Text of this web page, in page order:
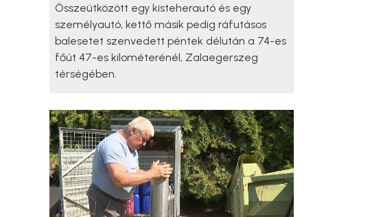
Összeütközött egy kisteherautó és egy
személyautó, kettő másik pedig ráfutásos
balesetet szenvedett péntek délután a 74-es
főút 47-es kilométerénél, Zalaegerszeg
térségében.